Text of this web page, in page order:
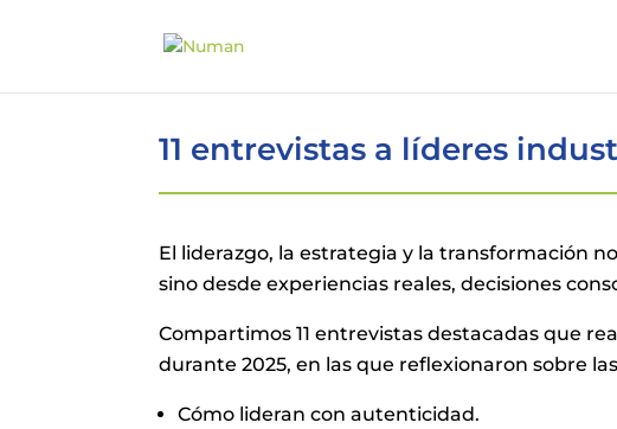
11 entrevistas a líderes
El liderazgo, la estrategia y la transformación
sino desde experiencias reales, decisiones
Compartimos 11 entrevistas destacadas que
durante 2025, en las que reflexionaron sobre
Cómo lideran con autenticidad.